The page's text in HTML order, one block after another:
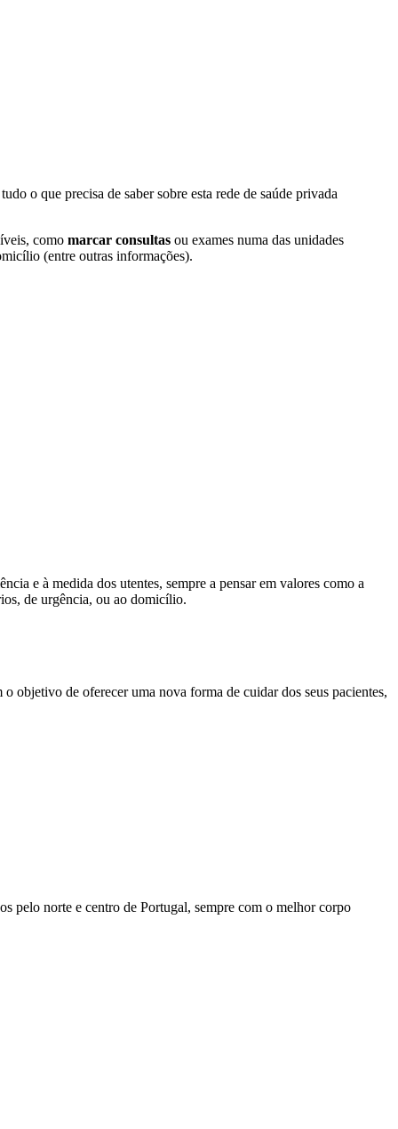
o que precisa de saber sobre esta rede de saúde privada
como marcar consultas ou exames numa das unidades
(entre outras informações).
e à medida dos utentes, sempre a pensar em valores como a
de urgência, ou ao domicílio.
objetivo de oferecer uma nova forma de cuidar dos seus pacientes,
pelo norte e centro de Portugal, sempre com o melhor corpo